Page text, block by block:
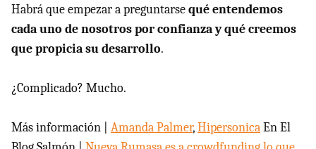
Habrá que empezar a preguntarsequé entendemos
cada uno de nosotros por confianza y qué creemos
que propicia su desarrollo.
¿Complicado? Mucho.
Más información | Amanda Palmer,HipersonicaEn El